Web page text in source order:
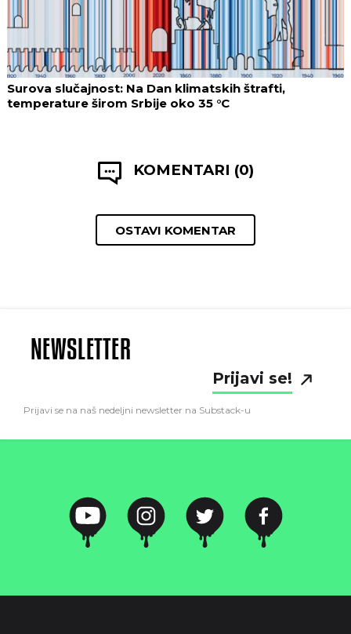
Surova slučajnost: Na Dan klimatskih štrafti,
temperature širom Srbije oko 35 °C
KOMENTARI (0)
OSTAVI KOMENTAR
NEWSLETTER
Prijavi se!
Prijavi se na naš nedeljni newsletter na Substack-u